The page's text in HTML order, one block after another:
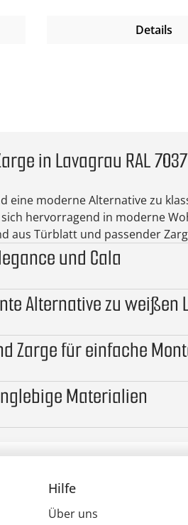
Details
in Lavagrau RAL 7037
eine moderne Alternative zu
hervorragend in moderne
aus Türblatt und passender
und Cala
Alternative zu
Zarge für einfache
Materialien
Hilfe
Über uns